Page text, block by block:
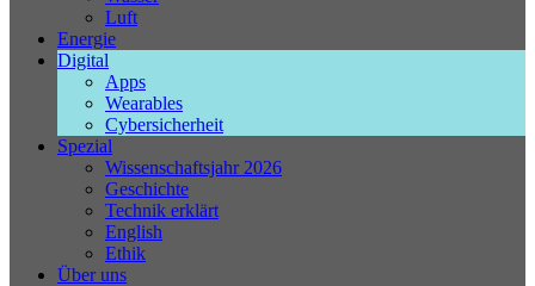
Luft
Energie
Digital
Apps
Wearables
Cybersicherheit
Spezial
Wissenschaftsjahr 2026
Geschichte
Technik erklärt
English
Ethik
Über uns